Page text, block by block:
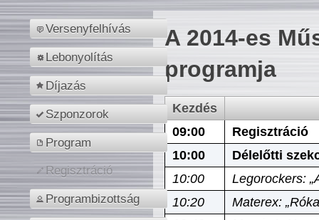
Versenyfelhívás
Lebonyolítás
Díjazás
Szponzorok
Program
Regisztráció
Programbizottság
A 2014-es
programja
Kezdés
09:00
Regisztráció
10:00
Délelőtti
10:00
Legorockers:
10:20
Materex: